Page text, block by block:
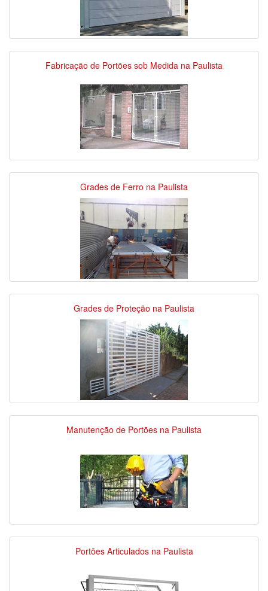
Fabricação de Portões sob Medida na Paulista
Grades de Ferro na Paulista
Grades de Proteção na Paulista
Manutenção de Portões na Paulista
Portões Articulados na Paulista